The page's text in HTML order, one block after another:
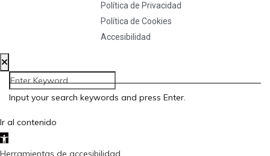
Política de Privacidad
Política de Cookies
Accesibilidad
Input your search keywords and press Enter.
Ir al contenido
Abrir barra de herramientas
Herramientas de accesibilidad